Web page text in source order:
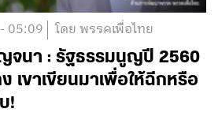
05:09 โดย พรรคเพื่อไทย
จนา : รัฐธรรมนูญปี 2560
เขาเขียนมาเพื่อให้ฉีกหรือ
!